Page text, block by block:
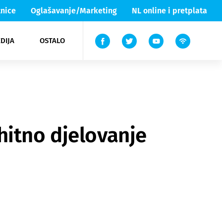
Oglašavanje/Marketing NL online i pretplata
OSTALO
Lika & Senj
TV
djelovanje